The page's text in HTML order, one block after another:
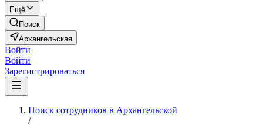
Ещё
Поиск
Архангельская
Войти
Войти
Зарегистрироваться
Поиск сотрудников в Архангельской
/